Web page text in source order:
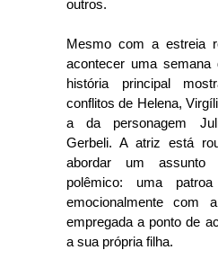
outros.
Mesmo com a estreia
acontecer uma semana
história principal
conflitos de Helena,
a da personagem
Gerbeli. A atriz está
abordar um assunto
polêmico: uma
emocionalmente com
empregada a ponto de
a sua própria filha.